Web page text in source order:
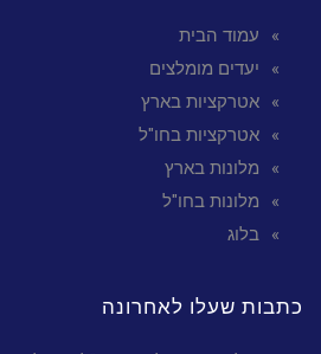
עמוד הבית
יעדים מומלצים
אטרקציות בארץ
אטרקציות בחו"ל
מלונות בארץ
מלונות בחו"ל
בלוג
כתבות שעלו לאחרונה